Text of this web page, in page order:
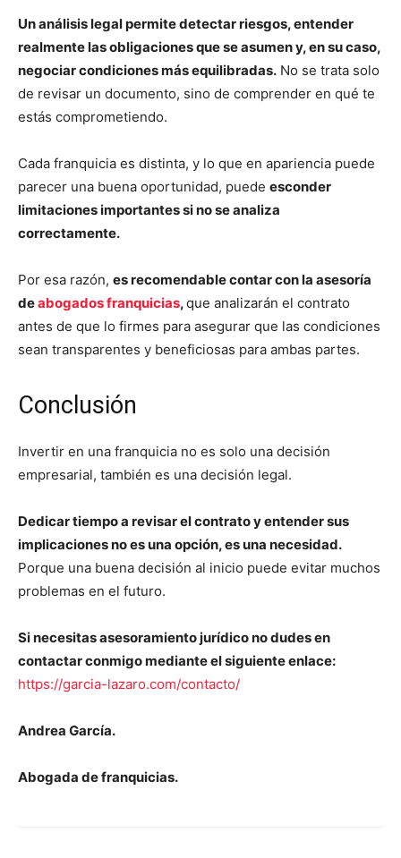
Un análisis legal permite detectar riesgos, entender
realmente las obligaciones que se asumen y, en su caso,
negociar condiciones más equilibradas. No se trata solo
de revisar un documento, sino de comprender en qué te
estás comprometiendo.
Cada franquicia es distinta, y lo que en apariencia puede
parecer una buena oportunidad, puede esconder
limitaciones importantes si no se analiza
correctamente.
Por esa razón, es recomendable contar con la asesoría
deabogados franquicias,que analizarán el contrato
antes de que lo firmes para asegurar que las condiciones
sean transparentes y beneficiosas para ambas partes.
Conclusión
Invertir en una franquicia no es solo una decisión
empresarial, también es una decisión legal.
Dedicar tiempo a revisar el contrato y entender sus
implicaciones no es una opción, es una necesidad.
Porque una buena decisión al inicio puede evitar muchos
problemas en el futuro.
Si necesitas asesoramiento jurídico no dudes en
contactar conmigo mediante el siguiente enlace:
https://garcia-lazaro.com/contacto/
Andrea García.
Abogada de franquicias.